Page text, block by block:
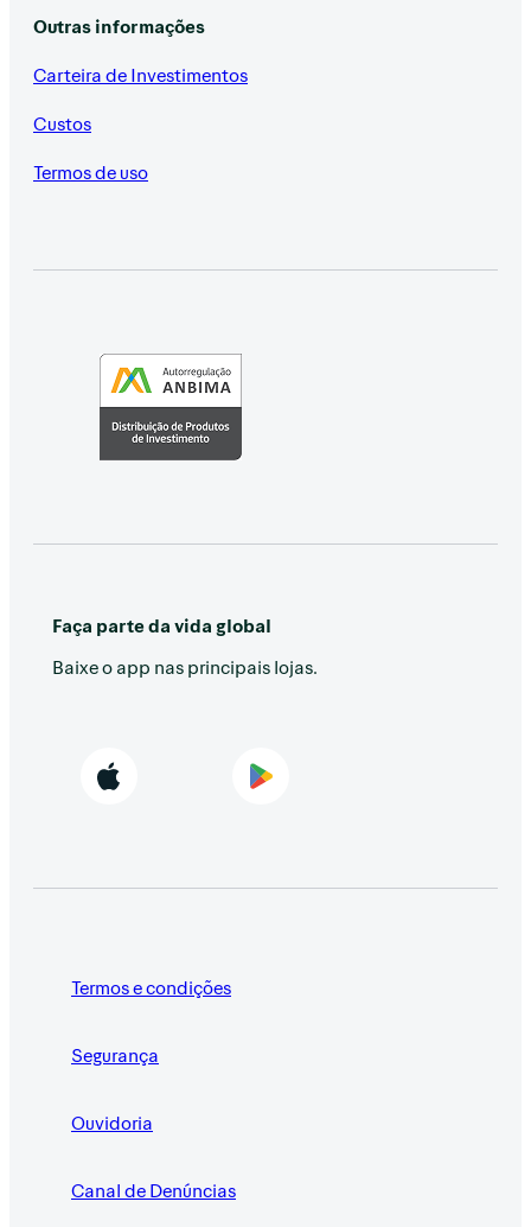
Outras informações
Carteira de Investimentos
Custos
Termos de uso
Faça parte da vida global
Baixe o app nas principais lojas.
Termos e condições
Segurança
Ouvidoria
Canal de Denúncias